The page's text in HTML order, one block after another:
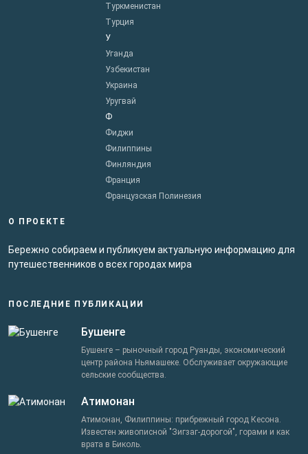
Туркменистан
Турция
У
Уганда
Узбекистан
Украина
Уругвай
Ф
Фиджи
Филиппины
Финляндия
Франция
Французская Полинезия
О ПРОЕКТЕ
Бережно собираем и публикуем актуальную информацию для
путешественников о всех городах мира
ПОСЛЕДНИЕ ПУБЛИКАЦИИ
Бушенге
Бушенге – рыночный город Руанды, экономический
центр района Ньямашеке. Обслуживает окружающие
сельские сообщества.
Атимонан
Атимонан, Филиппины: прибрежный город Кесона.
Известен живописной "Зигзаг-дорогой", горами и как
врата в Биколь.